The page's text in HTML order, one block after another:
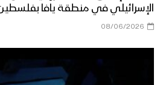
سيندمون – القول السديد
ميادين الجهاد –
الغربي بمناسبة
الإسرائيلي في منطقة يافا
08/06/2026